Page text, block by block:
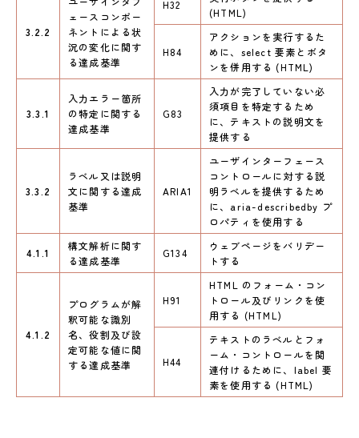
3.2.2
ェースコンポー
ネントによる状
況の変化に関す
る達成基準
H32
(HTML)
H84
アクションを実行するた
めに、select 要素とボタ
ンを併用する (HTML)
3.3.1
入力エラー箇所
の特定に関する
達成基準
G83
入力が完了していない必
須項目を特定するため
に、テキストの説明文を
提供する
3.3.2
ラベル又は説明
文に関する達成
基準
ARIA1
ユーザインターフェース
コントロールに対する説
明ラベルを提供するため
に、aria-describedby プ
ロパティを使用する
4.1.1
構文解析に関す
る達成基準
G134
ウェブページをバリデー
トする
4.1.2
プログラムが解
釈可能な識別
名、役割及び設
定可能な値に関
する達成基準
H91
HTML のフォーム・コン
トロール及びリンクを使
用する (HTML)
H44
テキストのラベルとフォ
ーム・コントロールを関
連付けるために、label 要
素を使用する (HTML)